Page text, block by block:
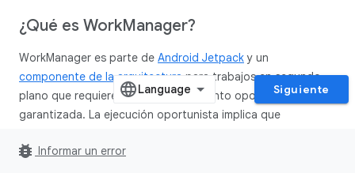
¿Qué es WorkManager?
WorkManager es parte de Android Jetpacky un
componente de la arquitectura para trabajos en segundo
plano que requieren una ejecución tanto oportunista como
garantizada. La ejecución oportunista implica que
pronto como sea posible. La ejecución garantizada implica
Siguiente
bug_report Informar un error